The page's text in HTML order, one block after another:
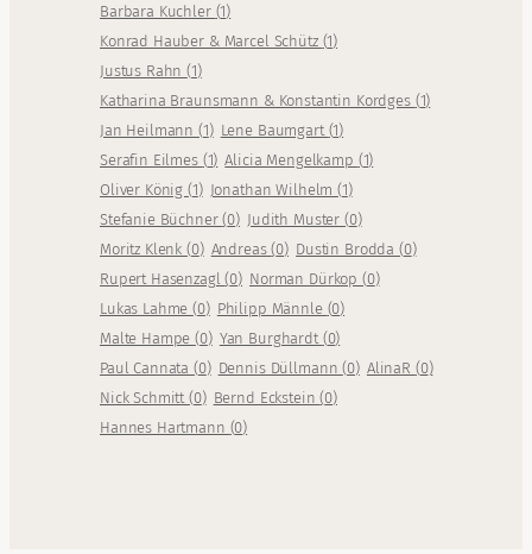
Barbara Kuchler (1)
Konrad Hauber & Marcel Schütz (1)
Justus Rahn(1)
Katharina Braunsmann & Konstantin Kordges (1)
Jan Heilmann(1) Lene Baumgart (1)
Serafin Eilmes (1) Alicia Mengelkamp (1)
Oliver König(1) Jonathan Wilhelm(1)
Stefanie Büchner(0) Judith Muster (0)
Moritz Klenk(0) Andreas(0) Dustin Brodda (0)
Rupert Hasenzagl(0) Norman Dürkop (0)
Lukas Lahme(0) Philipp Männle (0)
Malte Hampe(0) Yan Burghardt (0)
Paul Cannata(0) Dennis Düllmann(0) AlinaR (0)
Nick Schmitt(0) Bernd Eckstein(0)
Hannes Hartmann (0)